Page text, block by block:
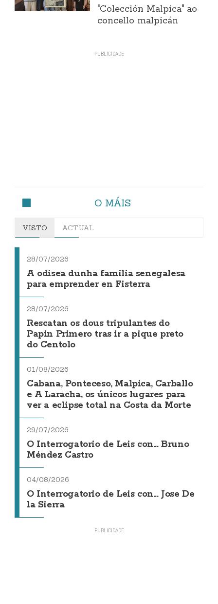
"Colección Malpica" ao
concello malpicán
O MÁIS
VISTO ACTUAL
28/07/2026
A odisea dunha familia senegalesa
para emprender en Fisterra
28/07/2026
Rescatan os dous tripulantes do
Papin Primero tras ir a pique preto
do Centolo
01/08/2026
Cabana, Ponteceso, Malpica, Carballo
e A Laracha, os únicos lugares para
ver a eclipse total na Costa da Morte
29/07/2026
O Interrogatorio de Leis con... Bruno
Méndez Castro
04/08/2026
O Interrogatorio de Leis con... Jose De
la Sierra